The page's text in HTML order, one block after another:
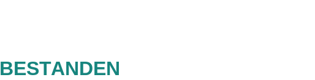
BESTANDEN